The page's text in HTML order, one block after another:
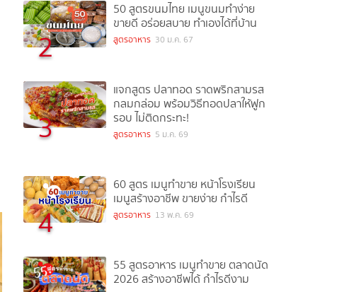
2
50 สูตรขนมไทย เมนูขนมทำง่าย
ขายดี อร่อยสบาย ทำเองได้ที่บ้าน
สูตรอาหาร 30 ม.ค. 67
3
แจกสูตร ปลาทอด ราดพริกสามรส
กลมกล่อม พร้อมวิธีทอดปลาให้ฟูก
รอบ ไม่ติดกระทะ!
สูตรอาหาร 5 ม.ค. 69
4
60 สูตร เมนูทำขาย หน้าโรงเรียน
เมนูสร้างอาชีพ ขายง่าย กำไรดี
สูตรอาหาร 13 พ.ค. 69
55 สูตรอาหาร เมนูทำขาย ตลาดนัด
2026 สร้างอาชีพได้ กำไรดีงาม